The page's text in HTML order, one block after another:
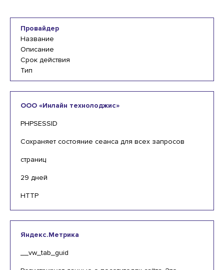
Провайдер
Название
Описание
Срок действия
Тип
ООО «Инлайн технолоджис»
PHPSESSID
Сохраняет состояние сеанса для всех запросов
страниц
29 дней
HTTP
Яндекс.Метрика
__vw_tab_guid